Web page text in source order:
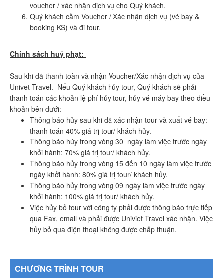
voucher / xác nhận dịch vụ cho Quý khách.
Quý khách cầm Voucher / Xác nhận dịch vụ (vé bay &
booking KS) và đi tour.
Chính sách huỷ phạt:
Sau khi đã thanh toàn và nhận Voucher/Xác nhận dịch vụ của
Univet Travel. Nếu Quý khách hủy tour, Quý khách sẽ phải
thanh toán các khoản lệ phí hủy tour, hủy vé máy bay theo điều
khoản bên dưới:
Thông báo hủy sau khi đã xác nhận tour và xuất vé bay:
thanh toán 40% giá trị tour/ khách hủy.
Thông báo hủy trong vòng 30 ngày làm việc trước ngày
khởi hành: 70% giá trị tour/ khách hủy.
Thông báo hủy trong vòng 15 đến 10 ngày làm việc trước
ngày khởi hành: 80% giá trị tour/ khách hủy.
Thông báo hủy trong vòng 09 ngày làm việc trước ngày
khởi hành: 100% giá trị tour/ khách hủy.
Việc hủy bỏ tour với công ty phải được thông báo trực tiếp
qua Fax, email và phải được Univiet Travel xác nhận. Việc
hủy bỏ qua điện thoại không được chấp thuận.
CHƯƠNG TRÌNH TOUR